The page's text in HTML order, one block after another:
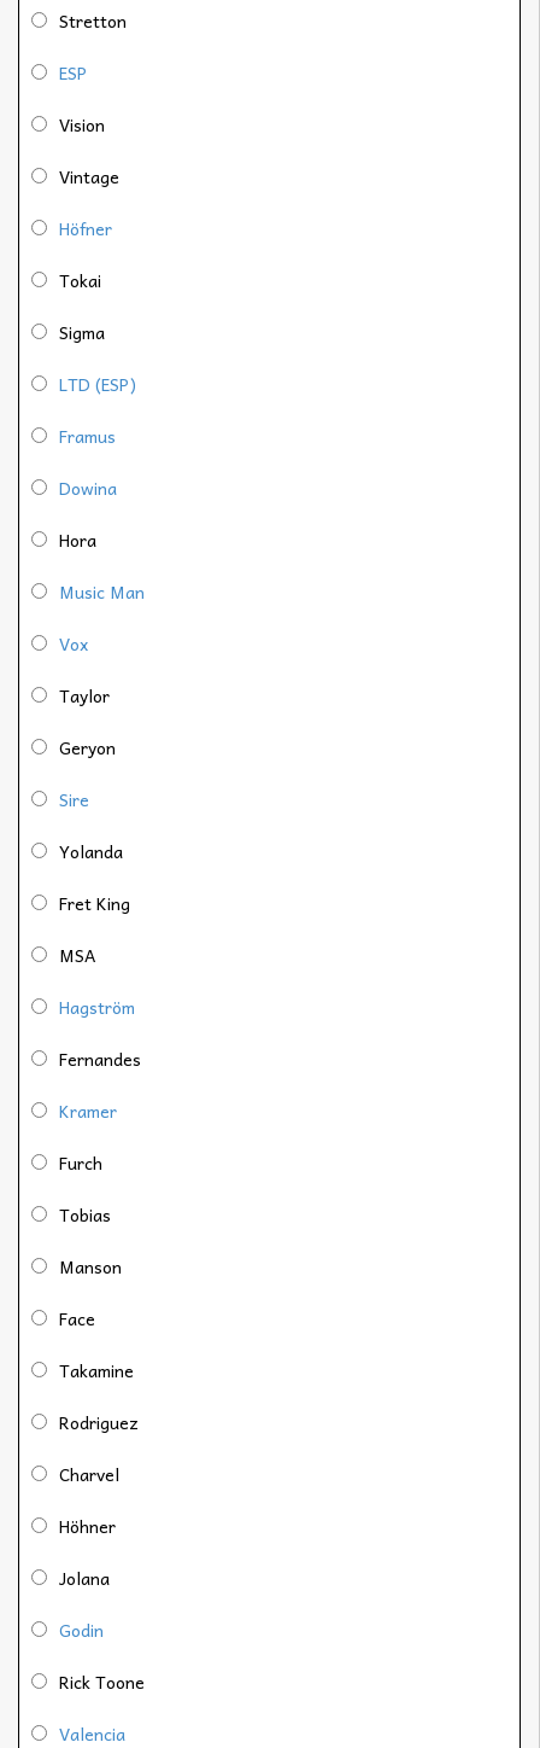
Stretton
ESP
Vision
Vintage
Höfner
Tokai
Sigma
LTD (ESP)
Framus
Dowina
Hora
Music Man
Vox
Taylor
Geryon
Sire
Yolanda
Fret King
MSA
Hagström
Fernandes
Kramer
Furch
Tobias
Manson
Face
Takamine
Rodriguez
Charvel
Höhner
Jolana
Godin
Rick Toone
Valencia